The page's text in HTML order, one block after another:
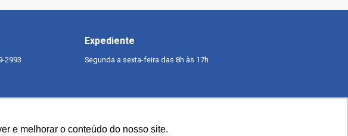
e melhorar o conteúdo do nosso site.
2993
Expediente
Segunda a sexta-feira das 8h às 17h